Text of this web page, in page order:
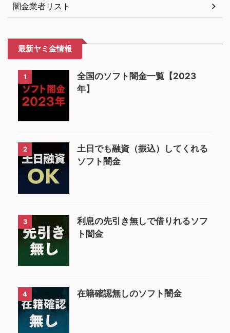
闇金業者リスト
最新ヤミ金情報
1
全国のソフト闇金一覧【2023
年】
2
土日でも融資（振込）してくれる
ソフト闇金
3
利息の先引き無しで借りれるソフ
ト闇金
4 在籍確認無しのソフト闇金